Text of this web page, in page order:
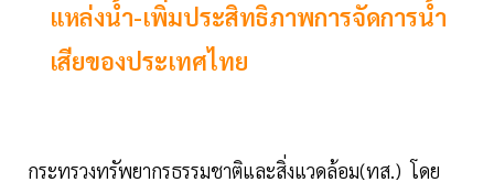
แหล่งน้ำ-เพิ่มประสิทธิภาพการจัดการน้ำ
เสียของประเทศไทย
กระทรวงทรัพยากรธรรมชาติและสิ่งแวดล้อม(ทส.) โดย